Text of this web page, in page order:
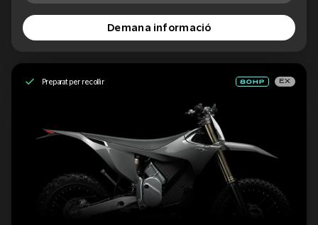
Demana informació
Preparat per recollir EX